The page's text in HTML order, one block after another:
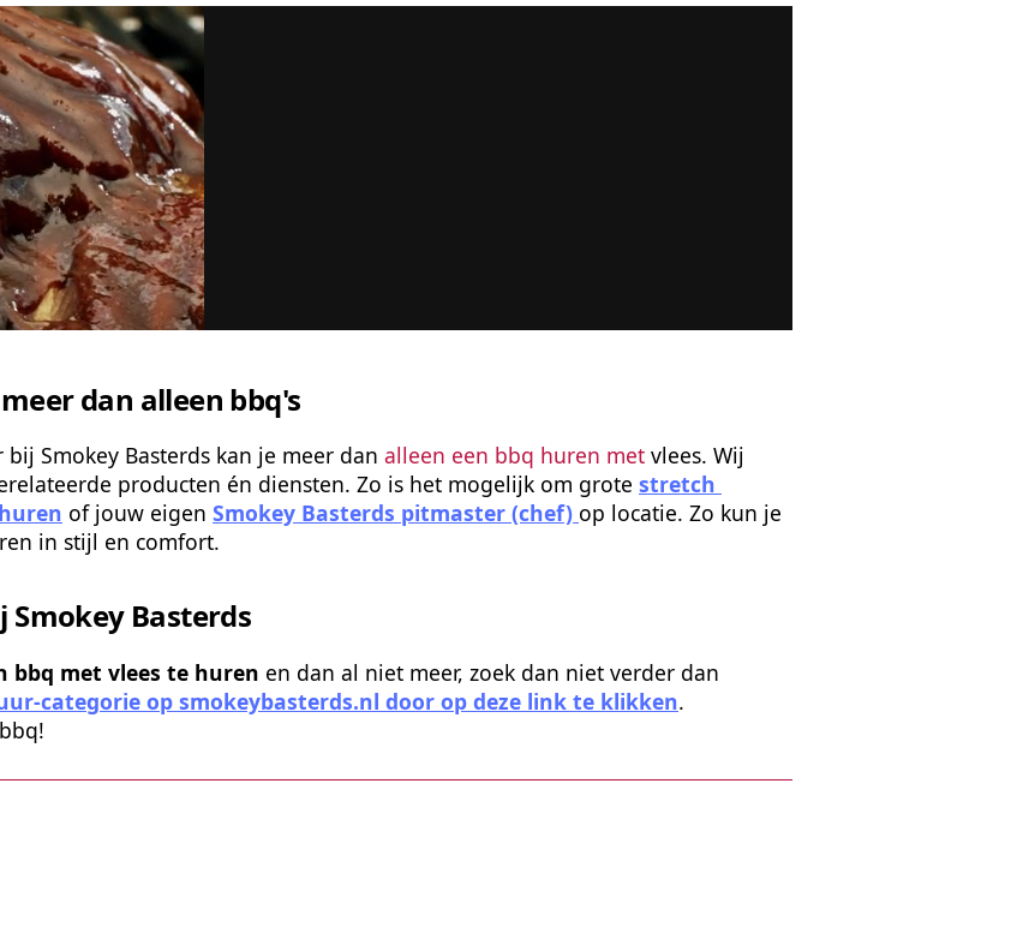
dan alleen bbq's
Smokey Basterds kan je meer dan alleen een bbq huren met vlees. Wij
producten én diensten. Zo is het mogelijk om grote stretch
of jouw eigen Smokey Basterds pitmaster (chef) op locatie. Zo kun je
in stijl en comfort.
Basterds
bbq met vlees te huren en dan al niet meer, zoek dan niet verder dan
categorie op smokeybasterds.nl door op deze link te klikken.